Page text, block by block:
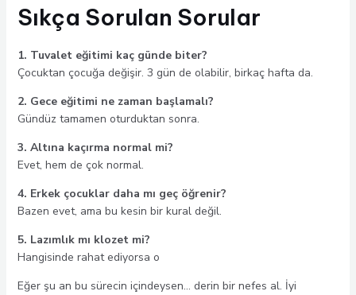
Sıkça Sorulan Sorular
1. Tuvalet eğitimi kaç günde biter?
Çocuktan çocuğa değişir. 3 gün de olabilir, birkaç hafta da.
2. Gece eğitimi ne zaman başlamalı?
Gündüz tamamen oturduktan sonra.
3. Altına kaçırma normal mi?
Evet, hem de çok normal.
4. Erkek çocuklar daha mı geç öğrenir?
Bazen evet, ama bu kesin bir kural değil.
5. Lazımlık mı klozet mi?
Hangisinde rahat ediyorsa o
Eğer şu an bu sürecin içindeysen… derin bir nefes al. İyi